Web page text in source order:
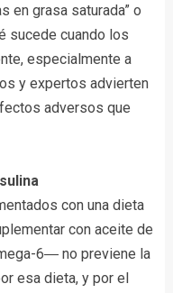
en grasa saturada” o
sucede cuando los
especialmente a
y expertos advierten
adversos que
con una dieta
con aceite de
6― no previene la
esa dieta, y por el